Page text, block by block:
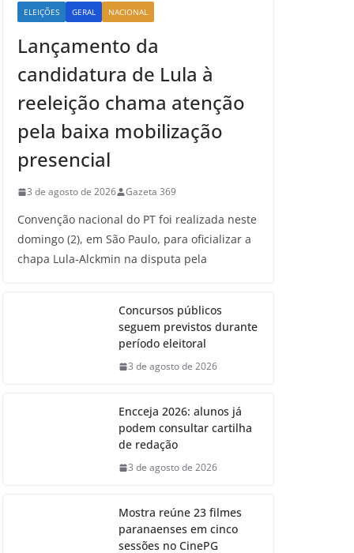
ELEIÇÕES GERAL NACIONAL
Lançamento da
candidatura de Lula à
reeleição chama atenção
pela baixa mobilização
presencial
3 de agosto de 2026 Gazeta 369
Convenção nacional do PT foi realizada neste
domingo (2), em São Paulo, para oficializar a
chapa Lula-Alckmin na disputa pela
Concursos públicos
seguem previstos durante
período eleitoral
3 de agosto de 2026
Encceja 2026: alunos já
podem consultar cartilha
de redação
3 de agosto de 2026
Mostra reúne 23 filmes
paranaenses em cinco
sessões no CinePG